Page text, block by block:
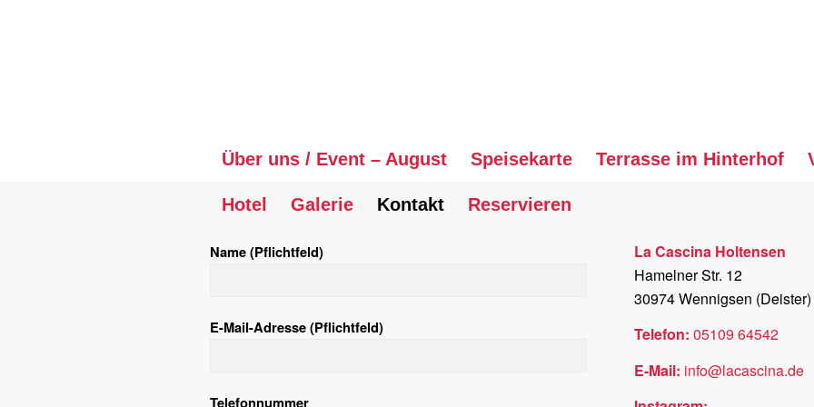
Über uns / Event – August Speisekarte Terrasse im Hinterhof
Hotel Galerie Kontakt Reservieren
Name (Pflichtfeld)
E-Mail-Adresse (Pflichtfeld)
Telefonnummer
La Cascina Holtensen
Hamelner Str. 12
30974 Wennigsen (Deister)
Telefon: 05109 64542
E-Mail: info@lacascina.de